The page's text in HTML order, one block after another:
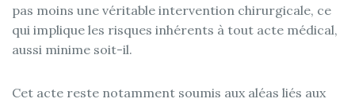
pas moins une véritable intervention chirurgicale, ce
qui implique les risques inhérents à tout acte médical,
aussi minime soit-il.
Cet acte reste notamment soumis aux aléas liés aux